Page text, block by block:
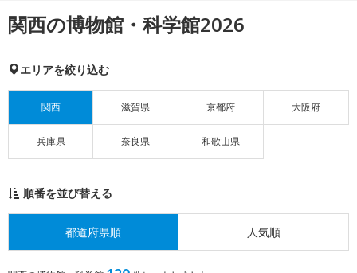
関西の博物館・科学館2026
エリアを絞り込む
関西 滋賀県 京都府 大阪府
兵庫県 奈良県 和歌山県
順番を並び替える
都道府県順 人気順